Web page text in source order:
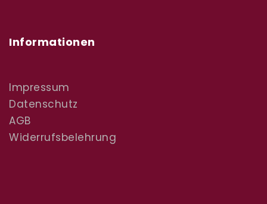
Informationen
Impressum
Datenschutz
AGB
Widerrufsbelehrung